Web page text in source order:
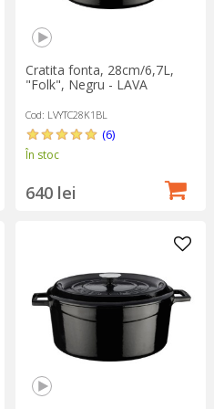
Cratita fonta, 28cm/6,7L,
"Folk", Negru - LAVA
Cod: LVYTC28K1BL
(6)
În stoc
640 lei